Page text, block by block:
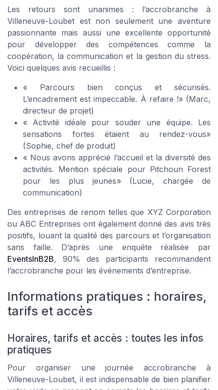
Les retours sont unanimes : l’accrobranche à
Villeneuve-Loubet est non seulement une aventure
passionnante mais aussi une excellente opportunité
pour développer des compétences comme la
coopération, la communication et la gestion du stress.
Voici quelques avis recueillis :
« Parcours bien conçus et sécurisés.
L’encadrement est impeccable. À refaire !» (Marc,
directeur de projet)
« Activité idéale pour souder une équipe. Les
sensations fortes étaient au rendez-vous»
(Sophie, chef de produit)
« Nous avons apprécié l’accueil et la diversité des
activités. Mention spéciale pour Pitchoun Forest
pour les plus jeunes» (Lucie, chargée de
communication)
Des entreprises de renom telles que XYZ Corporation
ou ABC Entreprises ont également donné des avis très
positifs, louant la qualité des parcours et l’organisation
sans faille. D’après une enquête réalisée par
EventsInB2B, 90% des participants recommandent
l’accrobranche pour les événements d’entreprise.
Informations pratiques : horaires,
tarifs et accès
Horaires, tarifs et accès : toutes les infos
pratiques
Pour organiser une journée accrobranche à
Villeneuve-Loubet, il est indispensable de bien planifier